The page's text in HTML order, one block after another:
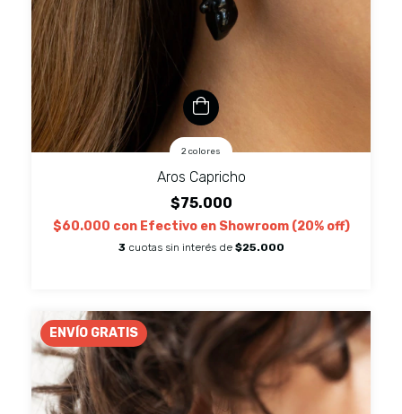
2 colores
Aros Capricho
$75.000
$60.000 con Efectivo en Showroom (20% off)
3 cuotas sin interés de $25.000
ENVÍO GRATIS